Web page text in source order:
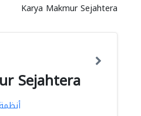
Karya Makmur Sejahtera
Sejahtera